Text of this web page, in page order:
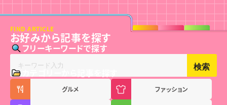
FIND ARTICLE
お好みから記事を探す
フリーキーワードで探す
検索
グルメ ファッション